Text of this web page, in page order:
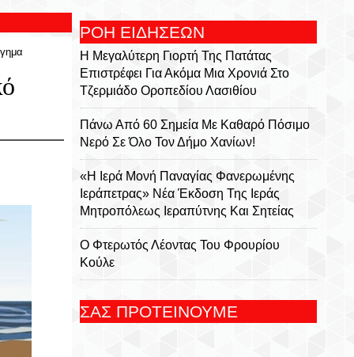
ΡΟΗ ΕΙΔΗΣΕΩΝ
Η Μεγαλύτερη Γιορτή Της Πατάτας
Επιστρέφει Για Ακόμα Μια Χρονιά Στο
Τζερμιάδο Οροπεδίου Λασιθίου
Πάνω Από 60 Σημεία Με Καθαρό Πόσιμο
Νερό Σε Όλο Τον Δήμο Χανίων!
«Η Ιερά Μονή Παναγίας Φανερωμένης
Ιεράπετρας» Νέα Έκδοση Της Ιεράς
Μητροπόλεως Ιεραπύτνης Και Σητείας
Ο Φτερωτός Λέοντας Του Φρουρίου
Κούλε
Εμβληματικής Μονής, Του Χριστόφορου
ΣΑΣ ΠΡΟΤΕΙΝΟΥΜΕ